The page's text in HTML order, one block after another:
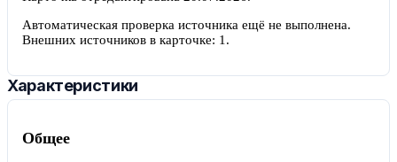
Автоматическая проверка источника ещё не выполнена.
Внешних источников в карточке: 1 .
Характеристики
Общее